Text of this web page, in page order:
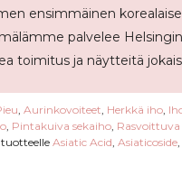
ensimmäinen
palvelee
toimitus ja näytteitä
Aurinkovoiteet Herkkä iho,
, Pintakuiva sekaiho,
Asiatic Acid Asiaticoside,